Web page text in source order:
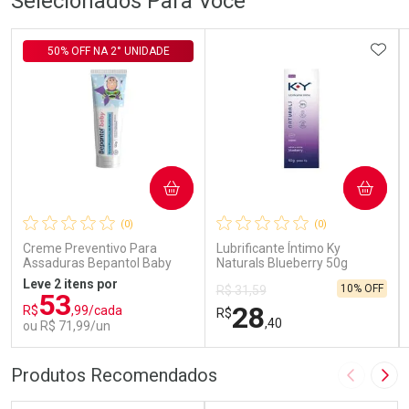
(0)
Creme Preventivo Para
Assaduras Bepantol Baby
Toy Story Personagens
Sortidos 120g
50% OFF NA 2° UNIDADE
Leve 2 itens por
R$53,99/cada
ou R$ 71,99/un
COMPRAR
FECHAR
FECHAR
Por Menos
(0)
Lubrificante Íntimo Ky
Naturals Blueberry 50g
R$ 31,59
R$28,40
10% OFF
COMPRAR
Por Menos
Produtos Recomendados Imagem